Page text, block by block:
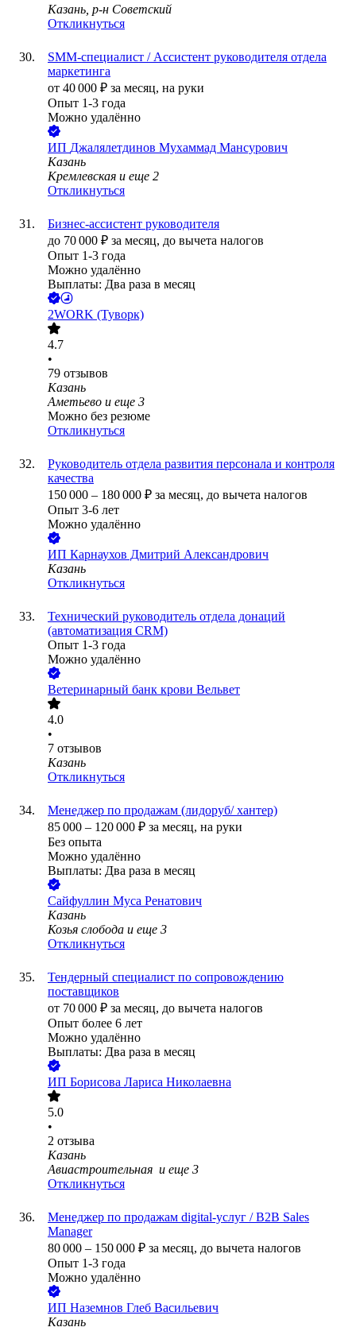
Казань, р-н Советский
Откликнуться
SMM-специалист / Ассистент руководителя отдела
маркетинга
от 40 000 ₽ за месяц, на руки
Опыт 1-3 года
Можно удалённо
ИП Джалялетдинов Мухаммад Мансурович
Казань
Кремлевская и еще 2
Откликнуться
Бизнес-ассистент руководителя
до 70 000 ₽ за месяц, до вычета налогов
Опыт 1-3 года
Можно удалённо
Выплаты: Два раза в месяц
2WORK (Туворк)
4.7
•
79 отзывов
Казань
Аметьево и еще 3
Можно без резюме
Откликнуться
Руководитель отдела развития персонала и контроля
качества
150 000 – 180 000 ₽ за месяц, до вычета налогов
Опыт 3-6 лет
Можно удалённо
ИП Карнаухов Дмитрий Александрович
Казань
Откликнуться
Технический руководитель отдела донаций
(автоматизация CRM)
Опыт 1-3 года
Можно удалённо
Ветеринарный банк крови Вельвет
4.0
•
7 отзывов
Казань
Откликнуться
Менеджер по продажам (лидоруб/ хантер)
85 000 – 120 000 ₽ за месяц, на руки
Без опыта
Можно удалённо
Выплаты: Два раза в месяц
Сайфуллин Муса Ренатович
Казань
Козья слобода и еще 3
Откликнуться
Тендерный специалист по сопровождению
поставщиков
от 70 000 ₽ за месяц, до вычета налогов
Опыт более 6 лет
Можно удалённо
Выплаты: Два раза в месяц
ИП Борисова Лариса Николаевна
5.0
•
2 отзыва
Казань
Авиастроительная и еще 3
Откликнуться
Менеджер по продажам digital-услуг / B2B Sales
Manager
80 000 – 150 000 ₽ за месяц, до вычета налогов
Опыт 1-3 года
Можно удалённо
ИП Наземнов Глеб Васильевич
Казань